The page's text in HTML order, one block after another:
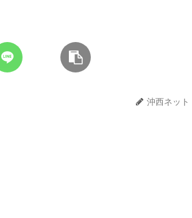
沖西ネット